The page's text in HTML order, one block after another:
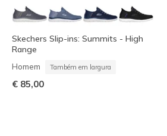
Skechers Slip-ins: Summits - High
Range
Homem Também em largura
€ 85,00